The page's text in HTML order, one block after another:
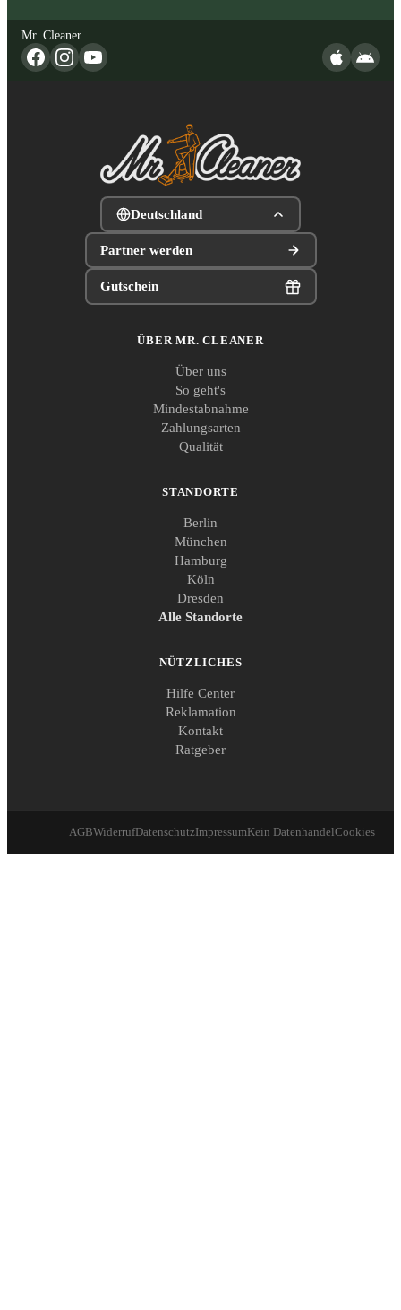
Mr. Cleaner
Deutschland
Partner werden
Gutschein
ÜBER MR. CLEANER
Über uns
So geht's
Mindestabnahme
Zahlungsarten
Qualität
STANDORTE
Berlin
München
Hamburg
Köln
Dresden
Alle Standorte
NÜTZLICHES
Hilfe Center
Reklamation
Kontakt
Ratgeber
AGBWiderrufDatenschutzImpressumKein DatenhandelCookies